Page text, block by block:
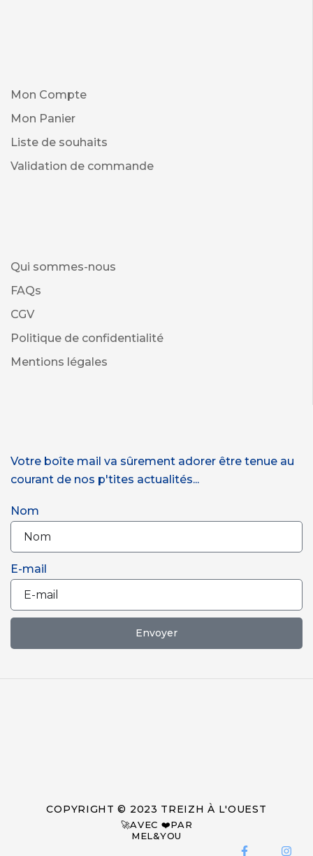
Mon Compte
Mon Panier
Liste de souhaits
Validation de commande
Qui sommes-nous
FAQs
CGV
Politique de confidentialité
Mentions légales
Votre boîte mail va sûrement adorer être tenue au
courant de nos p'tites actualités...
Nom
E-mail
Envoyer
COPYRIGHT © 2023 TREIZH À L'OUEST
🚀AVEC ❤️PAR
MEL&YOU